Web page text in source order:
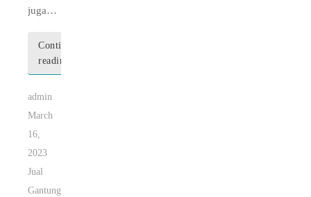
juga…
Continue
reading
admin
March
16,
2023
Jual
Gantungan